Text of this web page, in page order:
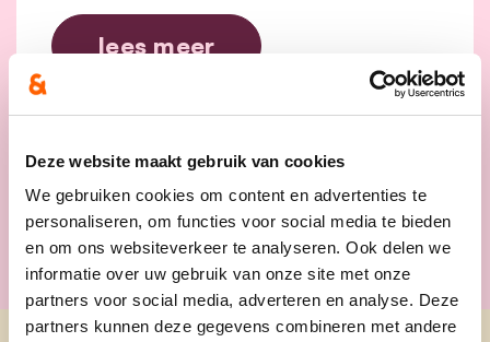
Deze website maakt gebruik van cookies
We gebruiken cookies om content en advertenties te
personaliseren, om functies voor social media te bieden
en om ons websiteverkeer te analyseren. Ook delen we
informatie over uw gebruik van onze site met onze
partners voor social media, adverteren en analyse. Deze
partners kunnen deze gegevens combineren met andere
lees meer
PIETER DE COCK